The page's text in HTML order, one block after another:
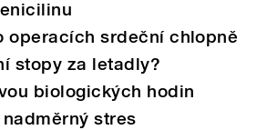
operacích srdeční chlopně
stopy za letadly?
biologických hodin
stres